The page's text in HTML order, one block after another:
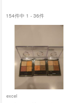
154件中 1 - 36件
excel